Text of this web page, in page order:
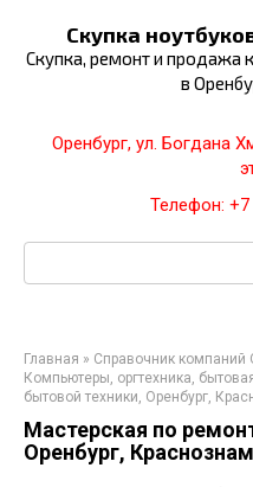
контенту
Скупка
Скупка, ремонт и продажа
в
Оренбург, ул. Богдана
Телефон:
Поиск:
Главная » Справочник компаний
Компьютеры, оргтехника,
бытовой техники, Оренбург,
Мастерская по
Оренбург,